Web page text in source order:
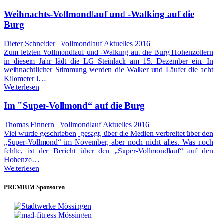
Weihnachts-Vollmondlauf und -Walking auf die
Burg
Dieter Schneider | Vollmondlauf Aktuelles 2016
Zum letzten Vollmondlauf und -Walking auf die Burg Hohenzollern
in diesem Jahr lädt die LG Steinlach am 15. Dezember ein. In
weihnachtlicher Stimmung werden die Walker und Läufer die acht
Kilometer l…
Weiterlesen
Im "Super-Vollmond“ auf die Burg
Thomas Finnern | Vollmondlauf Aktuelles 2016
Viel wurde geschrieben, gesagt, über die Medien verbreitet über den
„Super-Vollmond“ im November, aber noch nicht alles. Was noch
fehlte, ist der Bericht über den „Super-Vollmondlauf“ auf den
Hohenzo…
Weiterlesen
PREMIUM Sponsoren